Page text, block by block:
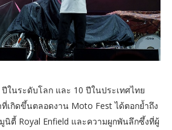
ในระดับโลก และ 10 ปีในประเทศไทย
เกิดขึ้นตลอดงาน Moto Fest ได้ตอกย้ำถึง
นิตี้ Royal Enfield และความผูกพันลึกซึ้งที่ผู้